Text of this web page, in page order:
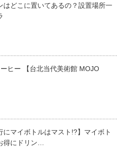
はどこに置いてあるの？設置場所一
ヒー 【台北当代美術館 MOJO
にマイボトルはマスト!?】マイボト
得にドリン…